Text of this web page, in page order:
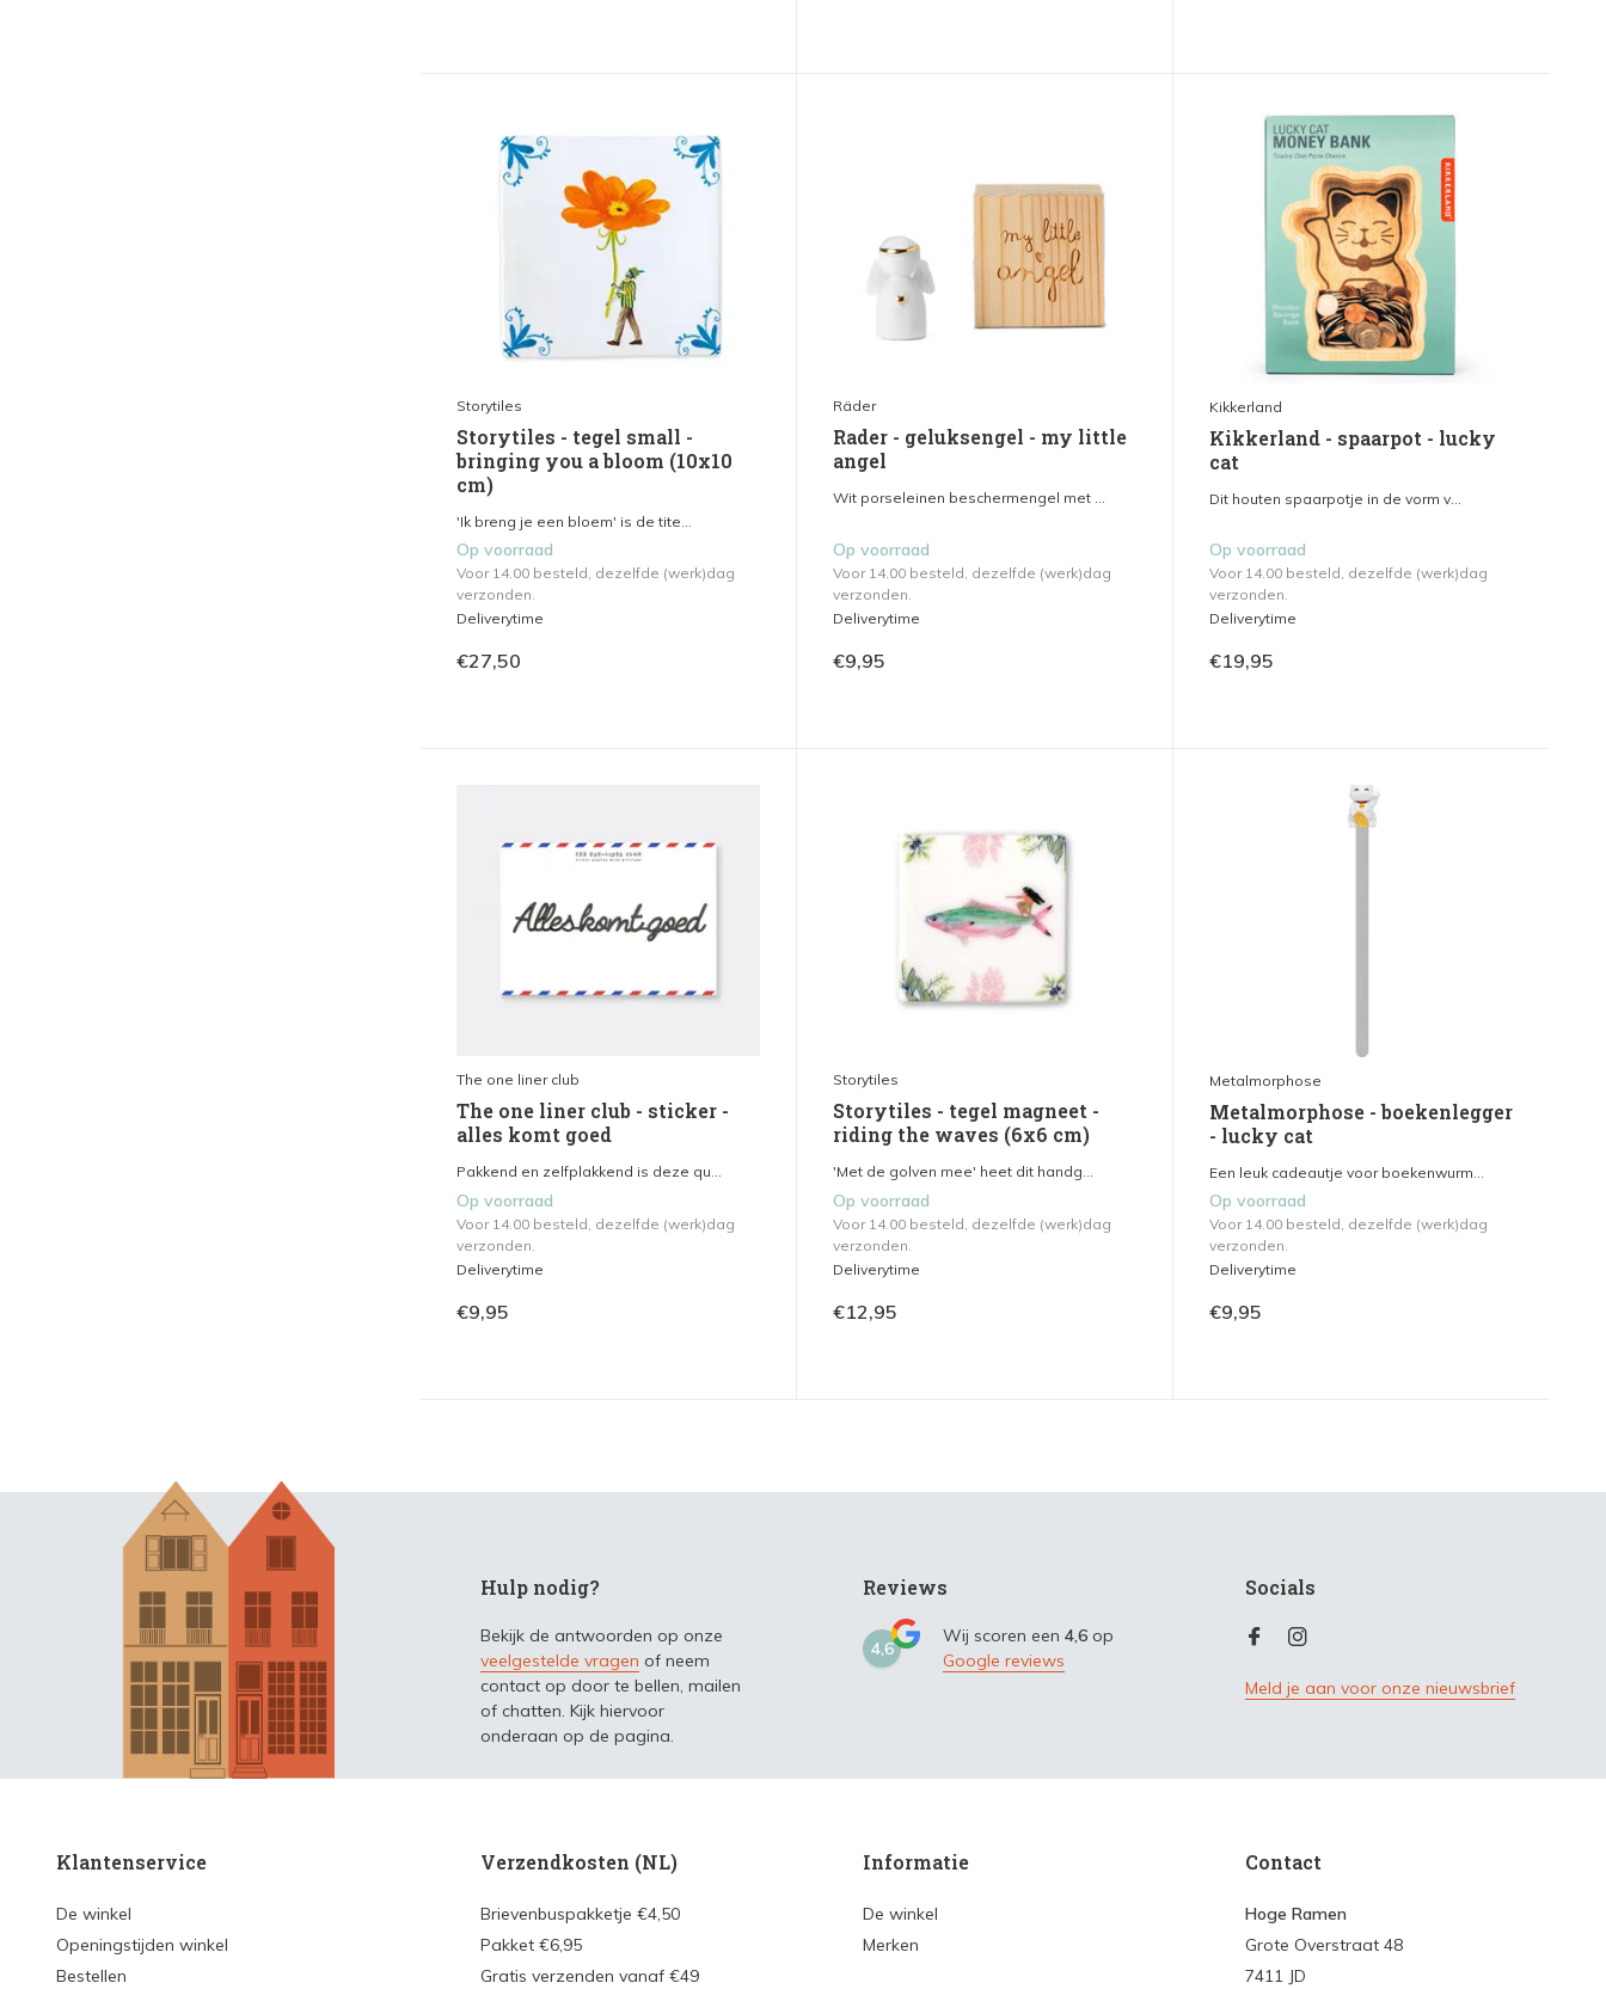
Storytiles
Storytiles - tegel small -
bringing you a bloom (10x10
cm)
'Ik breng je een bloem' is de tite...
Op voorraad
Voor 14.00 besteld, dezelfde (werk)dag
verzonden.
Deliverytime
€27,50
Räder
Rader - geluksengel - my little
angel
Wit porseleinen beschermengel met ...
Op voorraad
Voor 14.00 besteld, dezelfde (werk)dag
verzonden.
Deliverytime
€9,95
Kikkerland
Kikkerland - spaarpot - lucky
cat
Dit houten spaarpotje in de vorm v...
Op voorraad
Voor 14.00 besteld, dezelfde (werk)dag
verzonden.
Deliverytime
€19,95
The one liner club
The one liner club - sticker -
alles komt goed
Pakkend en zelfplakkend is deze qu...
Op voorraad
Voor 14.00 besteld, dezelfde (werk)dag
verzonden.
Deliverytime
€9,95
Storytiles
Storytiles - tegel magneet -
riding the waves (6x6 cm)
'Met de golven mee' heet dit handg...
Op voorraad
Voor 14.00 besteld, dezelfde (werk)dag
verzonden.
Deliverytime
€12,95
Metalmorphose
Metalmorphose - boekenlegger
- lucky cat
Een leuk cadeautje voor boekenwurm...
Op voorraad
Voor 14.00 besteld, dezelfde (werk)dag
verzonden.
Deliverytime
€9,95
Hulp nodig?
Bekijk de antwoorden op onze
veelgestelde vragen of neem
contact op door te bellen, mailen
of chatten. Kijk hiervoor
onderaan op de pagina.
Reviews
4,6
Wij scoren een 4,6 op
Google reviews
Socials
Meld je aan voor onze nieuwsbrief
Klantenservice
De winkel
Openingstijden winkel
Bestellen
Verzendkosten (NL)
Brievenbuspakketje €4,50
Pakket €6,95
Gratis verzenden vanaf €49
Informatie
De winkel
Merken
Contact
Hoge Ramen
Grote Overstraat 48
7411 JD